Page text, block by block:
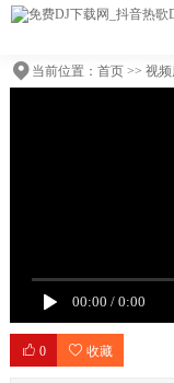
当前位置： 首页>> 视
00:00 / 0:00
0 收藏